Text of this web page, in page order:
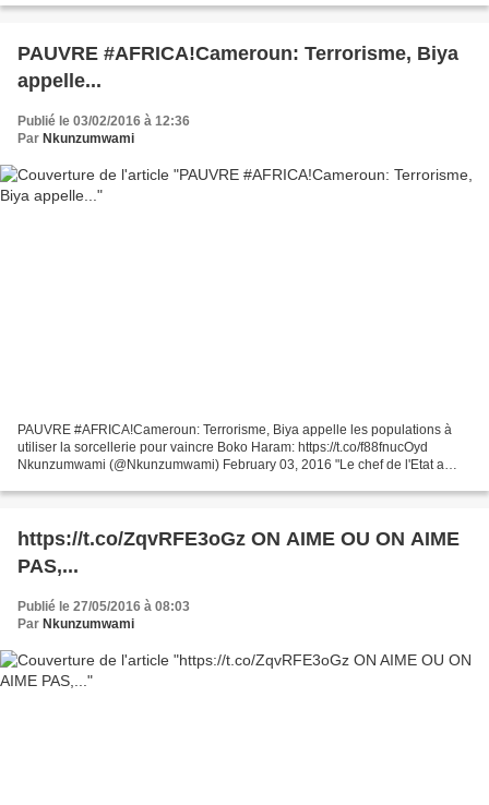
déception...
PAUVRE #AFRICA!Cameroun: Terrorisme, Biya
appelle...
Publié le 03/02/2016 à 12:36
Par Nkunzumwami
PAUVRE #AFRICA!Cameroun: Terrorisme, Biya appelle les populations à
utiliser la sorcellerie pour vaincre Boko Haram: https://t.co/f88fnucOyd
Nkunzumwami (@Nkunzumwami) February 03, 2016 "Le chef de l'Etat a
https://t.co/ZqvRFE3oGz ON AIME OU ON AIME
PAS,...
Publié le 27/05/2016 à 08:03
Par Nkunzumwami